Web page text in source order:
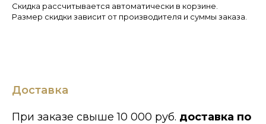
Скидка рассчитывается автоматически в корзине.
Размер скидки зависит от производителя и суммы заказа.
Доставка
При заказе свыше 10 000 руб. доставка по